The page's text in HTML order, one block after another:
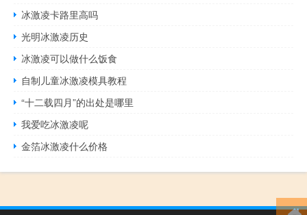
冰激凌卡路里高吗
光明冰激凌历史
冰激凌可以做什么饭食
自制儿童冰激凌模具教程
“十二载四月”的出处是哪里
我爱吃冰激凌呢
金箔冰激凌什么价格